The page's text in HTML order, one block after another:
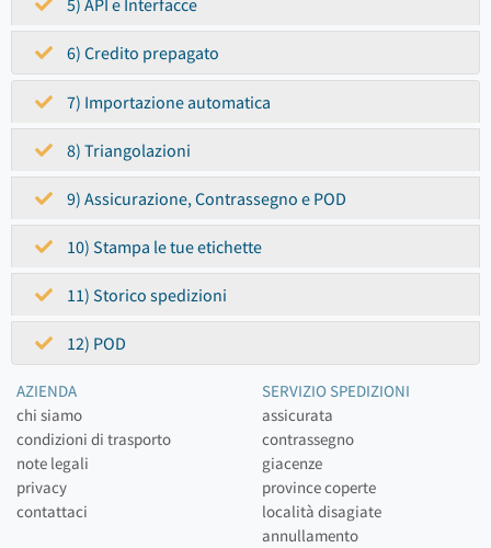
5) API e Interfacce
6) Credito prepagato
7) Importazione automatica
8) Triangolazioni
9) Assicurazione, Contrassegno e POD
10) Stampa le tue etichette
11) Storico spedizioni
12) POD
AZIENDA
chi siamo
condizioni di trasporto
note legali
privacy
contattaci
SERVIZIO SPEDIZIONI
assicurata
contrassegno
giacenze
province coperte
località disagiate
annullamento